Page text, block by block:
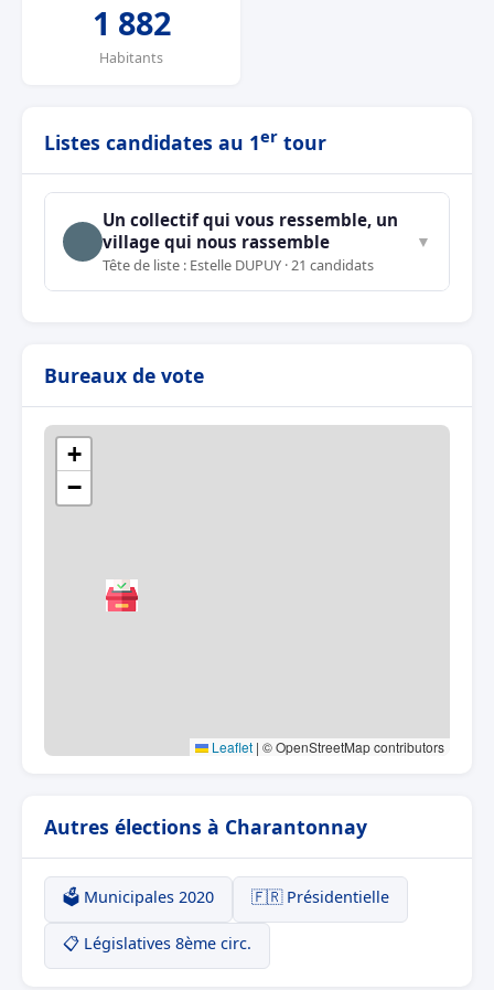
1 882
Habitants
Listes candidates au 1er tour
Un collectif qui vous ressemble, un
village qui nous rassemble
Tête de liste : Estelle DUPUY · 21 candidats
▼
Bureaux de vote
+
−
Leaflet | © OpenStreetMap contributors
Autres élections à Charantonnay
🗳️ Municipales 2020 🇫🇷 Présidentielle
📋 Législatives 8ème circ.